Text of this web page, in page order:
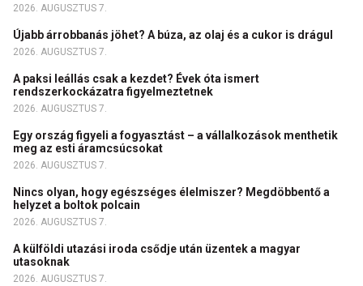
2026. AUGUSZTUS 7.
Újabb árrobbanás jöhet? A búza, az olaj és a cukor is drágul
2026. AUGUSZTUS 7.
A paksi leállás csak a kezdet? Évek óta ismert
rendszerkockázatra figyelmeztetnek
2026. AUGUSZTUS 7.
Egy ország figyeli a fogyasztást – a vállalkozások menthetik
meg az esti áramcsúcsokat
2026. AUGUSZTUS 7.
Nincs olyan, hogy egészséges élelmiszer? Megdöbbentő a
helyzet a boltok polcain
2026. AUGUSZTUS 7.
A külföldi utazási iroda csődje után üzentek a magyar
utasoknak
2026. AUGUSZTUS 7.